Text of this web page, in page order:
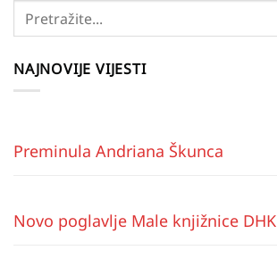
NAJNOVIJE VIJESTI
Preminula Andriana Škunca
Novo poglavlje Male knjižnice DHK